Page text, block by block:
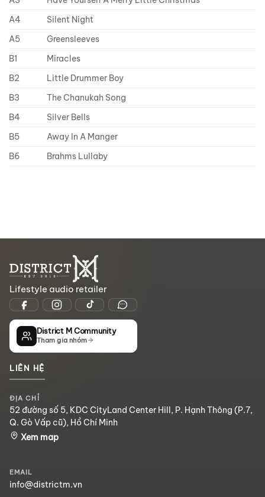
A4
Silent Night
A5
Greensleeves
B1
Miracles
B2
Little Drummer Boy
B3
The Chanukah Song
B4
Silver Bells
B5
Away In A Manger
B6
Brahms Lullaby
Lifestyle audio retailer
District M Community
Tham gia nhóm
LIÊN HỆ
ĐỊA CHỈ
52 đường số 5, KDC CityLand Center Hill, P. Hạnh Thông (P.7,
Q. Gò Vấp cũ), Hồ Chí Minh
Xem map
EMAIL
info@districtm.vn